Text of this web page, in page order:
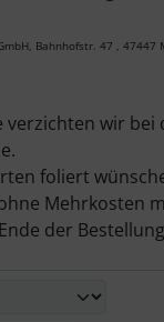
Bahnhofstr. 47 , 47447
verzichten wir bei
foliert
Mehrkosten
der
/ Planer
/ Geburt /
/ Vintage